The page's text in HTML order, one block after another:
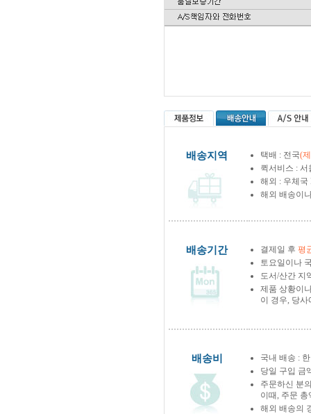
배송지역 택배 : 전국(
퀵서비스 :
해외 : 우체국
해외 배송이
배송기간 결제일 후 평
토요일이나
도서/산간 지
제품 상황이
이 경우, 당
배송비
국내 배송 :
당일 구입 금
주문하신 분
이때, 주문
해외 배송의